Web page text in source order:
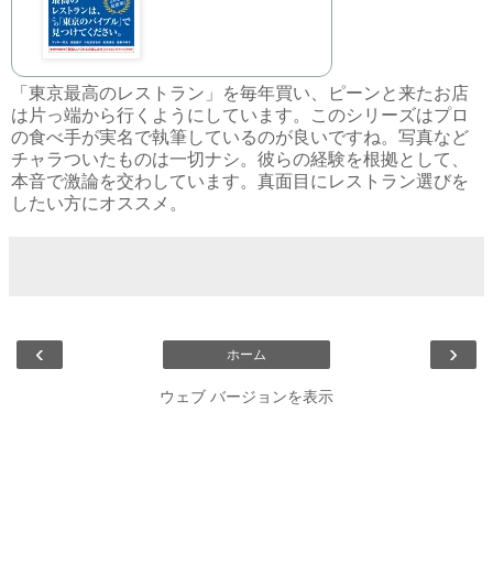
「東京最高のレストラン」を毎年買い、ピーンと来たお店
は片っ端から行くようにしています。このシリーズはプロ
の食べ手が実名で執筆しているのが良いですね。写真など
チャラついたものは一切ナシ。彼らの経験を根拠として、
本音で激論を交わしています。真面目にレストラン選びを
したい方にオススメ。
‹ ›
ホーム
ウェブ バージョンを表示